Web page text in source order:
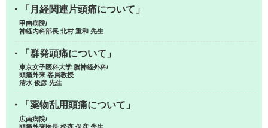
・「月経関連片頭痛について」
甲南病院/
神経内科部長 北村 重和 先生
・「群発頭痛について」
東京女子医科大学 脳神経外科/
頭痛外来 客員教授
清水 俊彦 先生
・「薬物乱用頭痛について」
広南病院/